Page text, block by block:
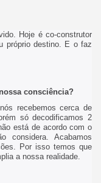
Hoje é co-construtor
próprio destino. E o faz
consciência?
recebemos cerca de
só decodificamos 2
está de acordo com o
considera. Acabamos
Por isso temos que
a nossa realidade.